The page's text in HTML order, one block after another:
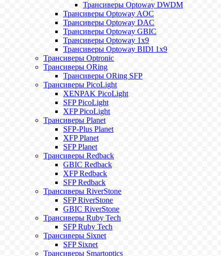
Трансиверы Optoway DWDM
Трансиверы Optoway AOC
Трансиверы Optoway DAC
Трансиверы Optoway GBIC
Трансиверы Optoway 1х9
Трансиверы Optoway BIDI 1x9
Трансиверы Optronic
Трансиверы ORing
Трансиверы ORing SFP
Трансиверы PicoLight
XENPAK PicoLight
SFP PicoLight
XFP PicoLight
Трансиверы Planet
SFP-Plus Planet
XFP Planet
SFP Planet
Трансиверы Redback
GBIC Redback
XFP Redback
SFP Redback
Трансиверы RiverStone
SFP RiverStone
GBIC RiverStone
Трансиверы Ruby Tech
SFP Ruby Tech
Трансиверы Sixnet
SFP Sixnet
Трансиверы Smartoptics